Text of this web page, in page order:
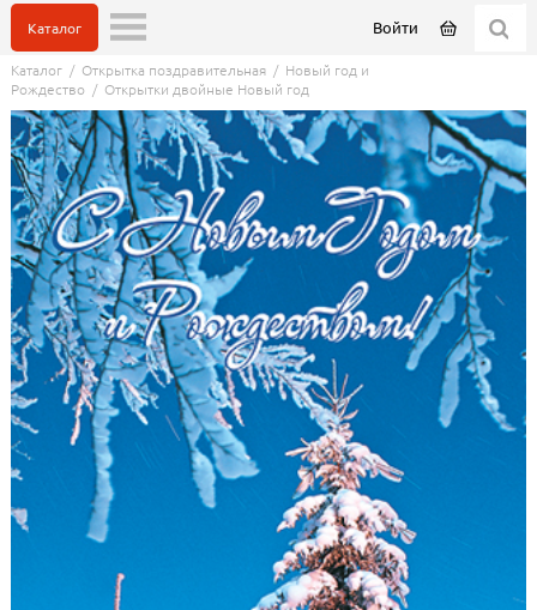
Войти
Каталог
Каталог/ Открытка поздравительная/ Новый год и
Рождество / Открытки двойные Новый год